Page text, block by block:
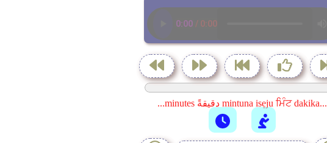
...minutes دقيقةً mintuna isẹju ਮਿੰਟ dakika...